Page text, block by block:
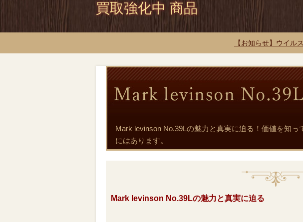
買取強化中 商品
【お知らせ】ウイル
Mark levinson No.39Lの魅力と真実に迫る！価値を知
にはあります。
Mark levinson No.39Lの魅力と真実に迫る